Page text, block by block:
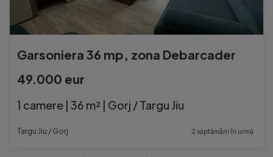
Garsoniera 36 mp, zona Debarcader
49.000 eur
1 camere | 36 m² | Gorj / Targu Jiu
Targu Jiu / Gorj 2 săptămâni în urmă